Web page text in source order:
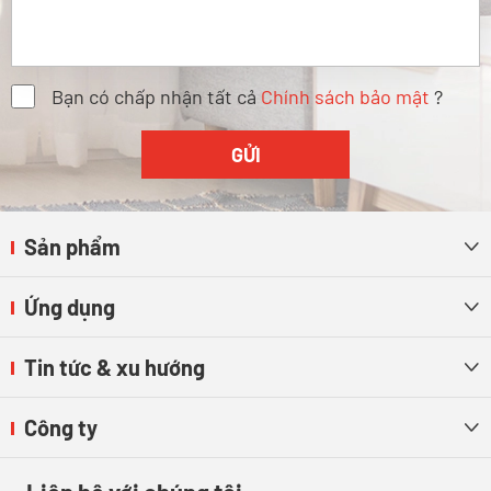
Bạn có chấp nhận tất cả Chính sách bảo mật ?
Sản phẩm 
Ứng dụng 
Tin tức & xu hướng 
Công ty 